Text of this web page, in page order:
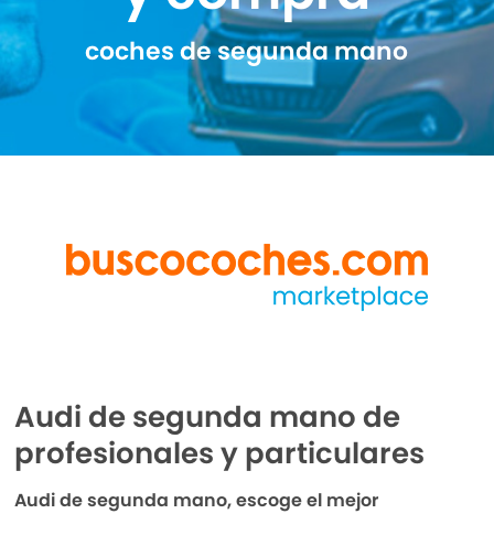
coches de segunda mano
Audi de segunda mano de
profesionales y particulares
Audi de segunda mano, escoge el mejor